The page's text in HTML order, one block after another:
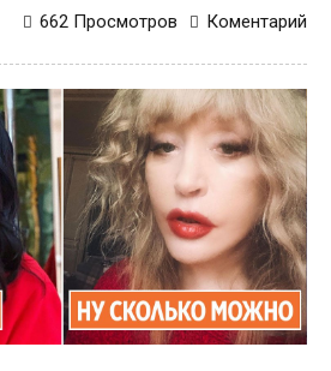
Коментарий
662 Просмотров